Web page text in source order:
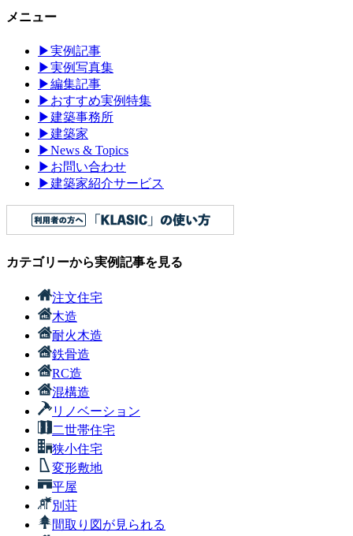
メニュー
▶実例記事
▶実例写真集
▶編集記事
▶ おすすめ実例特集
▶建築事務所
▶建築家
▶News & Topics
▶ お問い合わせ
▶建築家紹介サービス
カテゴリーから実例記事を見る
注文住宅
木造
耐火木造
鉄骨造
RC造
混構造
リノベーション
二世帯住宅
狭小住宅
変形敷地
平屋
別荘
間取り図が見られる